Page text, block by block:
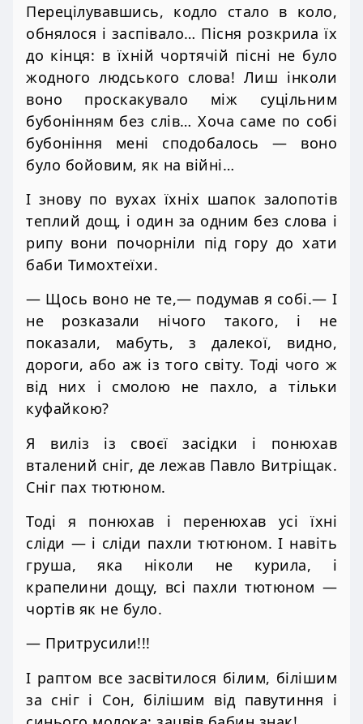
Перецілувавшись, кодло стало в коло,
обнялося і заспівало… Пісня розкрила їх
до кінця: в їхній чортячій пісні не було
жодного людського слова! Лиш інколи
воно проскакувало між суцільним
бубонінням без слів… Хоча саме по собі
бубоніння мені сподобалось — воно
було бойовим, як на війні…
І знову по вухах їхніх шапок залопотів
теплий дощ, і один за одним без слова і
рипу вони почорніли під гору до хати
баби Тимохтеїхи.
— Щось воно не те,— подумав я собі.— І
не розказали нічого такого, і не
показали, мабуть, з далекої, видно,
дороги, або аж із того світу. Тоді чого ж
від них і смолою не пахло, а тільки
куфайкою?
Я виліз із своєї засідки і понюхав
вталений сніг, де лежав Павло Витріщак.
Сніг пах тютюном.
Тоді я понюхав і перенюхав усі їхні
сліди — і сліди пахли тютюном. І навіть
груша, яка ніколи не курила, і
крапелини дощу, всі пахли тютюном —
чортів як не було.
— Притрусили!!!
І раптом все засвітилося білим, білішим
за сніг і Сон, білішим від павутиння і